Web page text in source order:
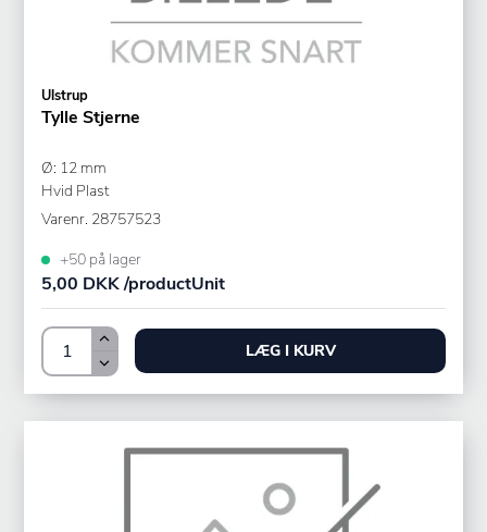
Ulstrup
Tylle Stjerne
Ø: 12 mm
Hvid Plast
Varenr. 28757523
+50 på lager
5,00 DKK /productUnit
LÆG I KURV